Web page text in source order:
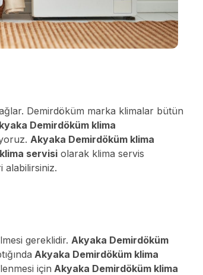
Demirdöküm marka klimalar bütün
Demirdöküm klima
Akyaka Demirdöküm klima
servisi olarak klima servis
alabilirsiniz.
gereklidir. Akyaka Demirdöküm
Akyaka Demirdöküm klima
için Akyaka Demirdöküm klima